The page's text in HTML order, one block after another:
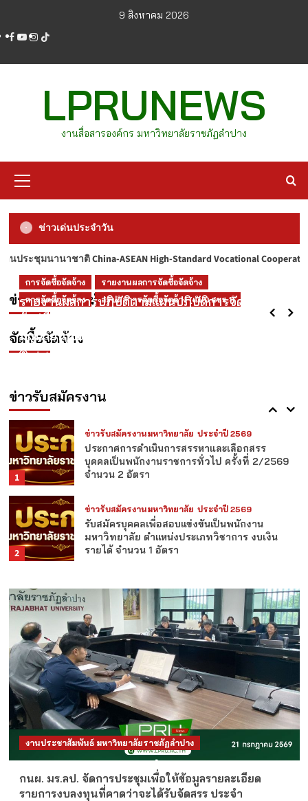
content
9 สิงหาคม 2026
facebook
youtube
instagram
tiktok
LPRUNEWS
งานสื่อสารองค์กร มหาวิทยาลัยราชภัฏลำปาง
Menu
ข่าวเด่นประจำวัน
ASEAN High-Standard Vocational Cooperation and Practice
ข่าวประชาสัมพันธ์
LPRU NEWS ฉบับวันที่ 7 สิงหาคม 2569
CHANATIP.M 1 วัน ago
จัดซื้อจัดจ้าง
การจัดซื้อจัดจ้าง สรุปผลการจัดซื้อจัดจ้าง (แบบ สขร.1)
สรุปผลการจัดซื้อจัดจ้าง(แบบ สขร.1)ประจำเดือน
มิถุนายน 2569
adminLPRU
การจัดซื้อจัดจ้าง รายงานผลการจัดซื้อจัดจ้าง
รายงานผลการปฏิบัติตามแผนปฏิบัติการจัดซื้อจัด
จ้าง ปีงบประมาณ พ.ศ. 2569 (เมษายน –
มิถุนายน)ไตรมาส3
adminLPRU
ข่าวรับสมัครงาน
ข่าวรับสมัครงานมหาวิทยาลัย ประจำปี 2569
ประกาศรายชื่อผู้ผ่านเกณฑ์การสอบแข่งขันเป็น
พนักงานมหาวิทยาลัย ตำแหน่งประเภทวิชาการ
5
พนักงานมหาวิทยาลัย ตำแหน่งประเภทวิชาการ
1
ข่าวรับสมัครงานมหาวิทยาลัย ประจำปี 2569
ประกาศการดำเนินการสรรหาและเลือกสรร
บุคคลเป็นพนักงานราชการทั่วไป ครั้งที่ 2/2569
จำนวน 2 อัตรา
2
ข่าวรับสมัครงานมหาวิทยาลัย ประจำปี 2569
รับสมัครบุคคลเพื่อสอบแข่งขันเป็นพนักงาน
มหาวิทยาลัย ตำแหน่งประเภทวิชาการ งบเงิน
รายได้ จำนวน 1 อัตรา
รับสมัครบุคคลเพื่อสอบแข่งขันเป็นพนักงาน
มหาวิทยาลัย ตำแหน่งประเภทวิชาการ งบเงิน
รายได้ จำนวน 1 อัตรา
4
ข่าวรับสมัครงานมหาวิทยาลัย
ประกาศรายชื่อผู้ผ่านเกณฑ์การสอบแข่งขันเป็น
พนักงานมหาวิทยาลัย ตำแหน่งประเภทวิชาการ
งบรายได้
ข่าวรับสมัครงานมหาวิทยาลัย ประจำปี 2569
ประกาศรายชื่อผู้ผ่านเกณฑ์การสอบแข่งขันเป็น
พนักงานมหาวิทยาลัย ตำแหน่งประเภทวิชาการ
งานประชาสัมพันธ์ มหาวิทยาลัยราชภัฏลำปาง
กนผ. มร.ลป. จัดการประชุมเพื่อให้ข้อมูลรายละเอียด
รายการงบลงทุนที่คาดว่าจะได้รับจัดสรร ประจำ